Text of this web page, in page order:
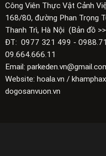
Công Viên Thực Vật Cảnh
168/80, đường Phan Trọng
Thanh Trì, Hà Nội (Bản đồ
ĐT: 0977 321 499 -
09.664.666.11
Email:
Website: hoala.vn /
dogosanvuon.vn